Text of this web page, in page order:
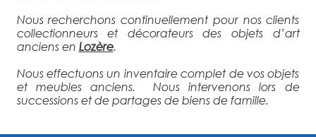
Nous recherchons continuellement pour nos clients
collectionneurs et décorateurs des objets d’art
anciens en Lozère.
Nous effectuons un inventaire complet de vos objets
et meubles anciens. Nous intervenons lors de
successions et de partages de biens de famille.